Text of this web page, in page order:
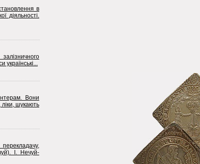
в
діяльності.
українські...
Вони
ліки, шукають
І. Нечуй-